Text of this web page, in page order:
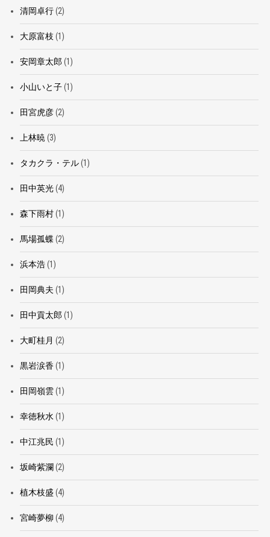
清岡卓行(2)
大原富枝 (1)
安岡章太郎 (1)
小山いと子(1)
田宮虎彦(2)
上林暁 (3)
タカクラ・テル(1)
田中英光(4)
森下雨村(1)
馬場孤蝶 (2)
浜本浩(1)
田岡典夫 (1)
田中貢太郎 (1)
大町桂月 (2)
黒岩涙香(1)
田岡嶺雲(1)
幸徳秋水 (1)
中江兆民 (1)
坂崎紫瀾(2)
植木枝盛 (4)
宮崎夢柳 (4)